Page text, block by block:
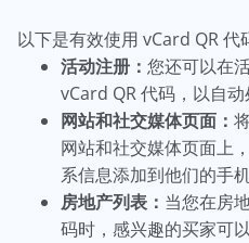
以下是有效使用 vCard QR 代
活动注册： 您还可以在
vCard QR 代码，以自
网站和社交媒体页面：
网站和社交媒体页面上
系信息添加到他们的手
房地产列表： 当您在房
码时，感兴趣的买家可